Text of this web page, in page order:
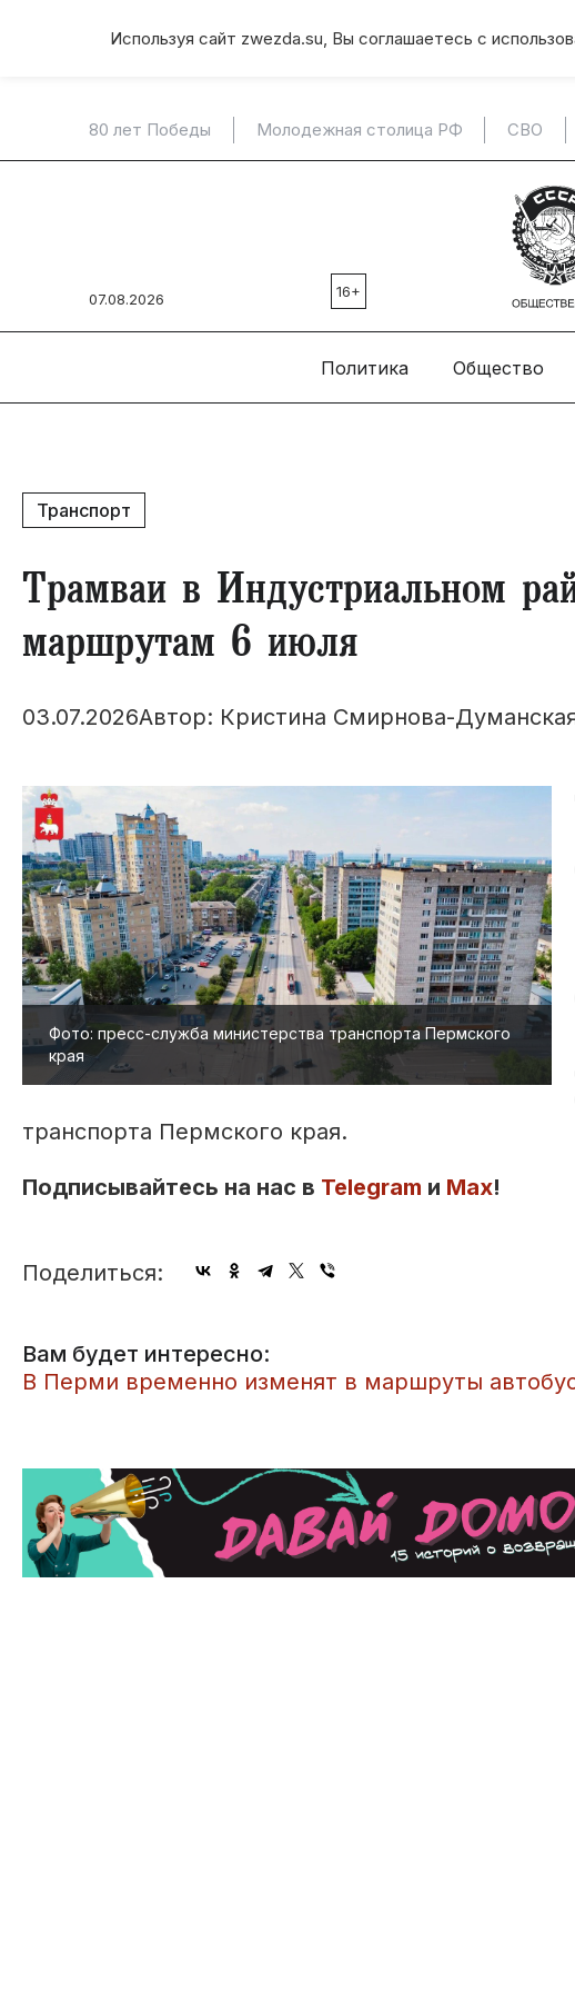
Используя сайт zwezda.su, Вы соглашаетесь с
80 лет Победы Молодежная столица РФ СВО
07.08.2026 16+
Политика Общество
Транспорт
Трамваи в Индустриальном
маршрутам 6 июля
03.07.2026Автор: Кристина Смирнова-
Фото: пресс-служба министерства транспорта Пермского
края
транспорта Пермского края.
Подписывайтесь на нас в Telegram и Max!
Поделиться:
Вам будет интересно:
В Перми временно изменят в маршруты